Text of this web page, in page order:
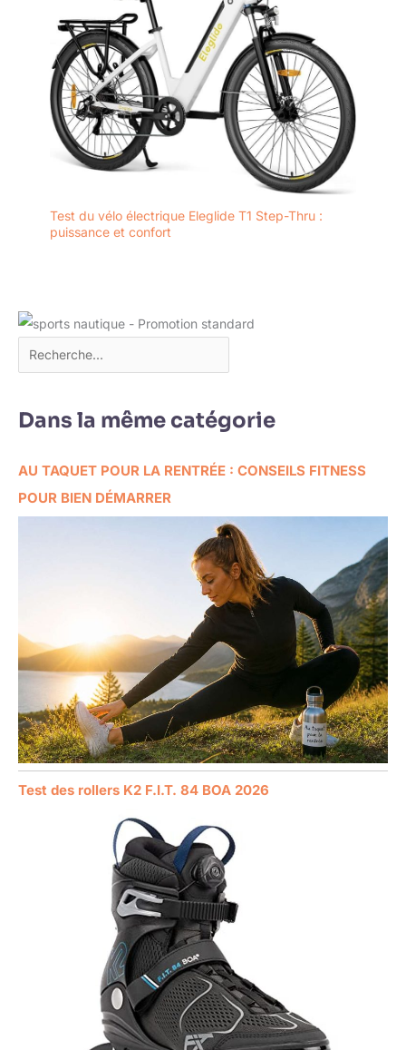
Test du vélo électrique Eleglide T1 Step-Thru :
puissance et confort
Dans la même catégorie
AU TAQUET POUR LA RENTRÉE : CONSEILS FITNESS
POUR BIEN DÉMARRER
Test des rollers K2 F.I.T. 84 BOA 2026